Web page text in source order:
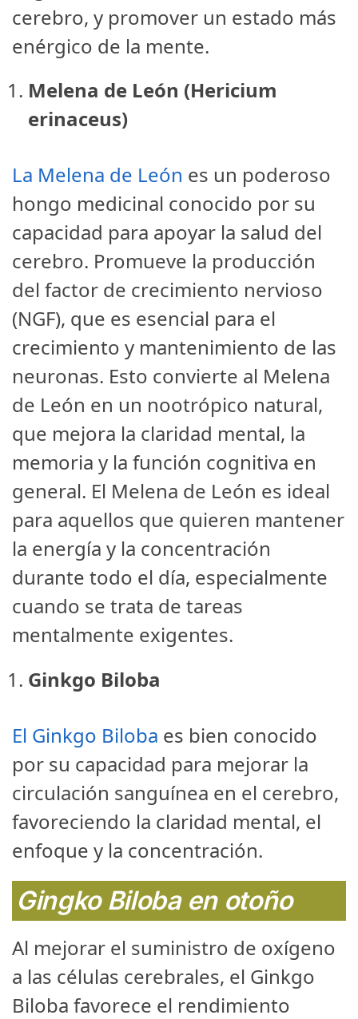
cerebro, y promover un estado más
enérgico de la mente.
Melena de León (Hericium
erinaceus)
La Melena de León es un poderoso
hongo medicinal conocido por su
capacidad para apoyar la salud del
cerebro. Promueve la producción
del factor de crecimiento nervioso
(NGF), que es esencial para el
crecimiento y mantenimiento de las
neuronas. Esto convierte al Melena
de León en un nootrópico natural,
que mejora la claridad mental, la
memoria y la función cognitiva en
general. El Melena de León es ideal
para aquellos que quieren mantener
la energía y la concentración
durante todo el día, especialmente
cuando se trata de tareas
mentalmente exigentes.
Ginkgo Biloba
El Ginkgo Biloba es bien conocido
por su capacidad para mejorar la
circulación sanguínea en el cerebro,
favoreciendo la claridad mental, el
enfoque y la concentración.
Gingko Biloba en otoño
Al mejorar el suministro de oxígeno
a las células cerebrales, el Ginkgo
Biloba favorece el rendimiento